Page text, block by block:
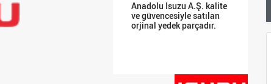
Anadolu Isuzu A.Ş. kalite
ve güvencesiyle satılan
orjinal yedek parçadır.